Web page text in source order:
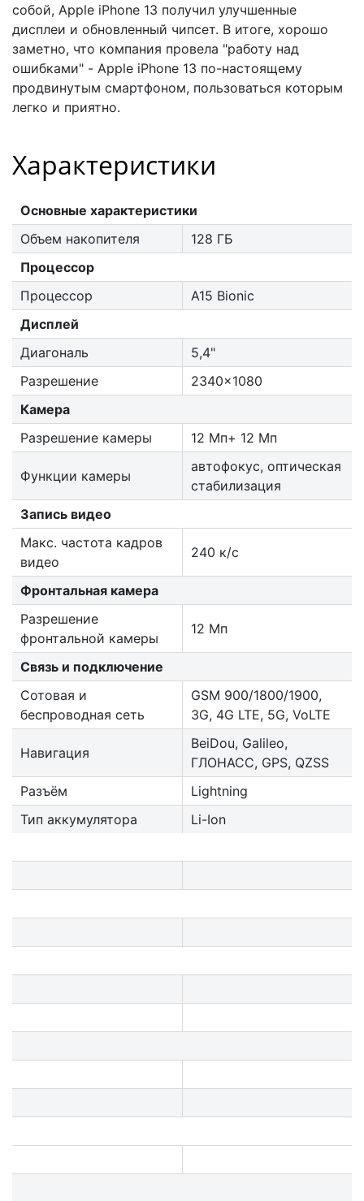
собой, Apple iPhone 13 получил улучшенные
дисплеи и обновленный чипсет. В итоге, хорошо
заметно, что компания провела "работу над
ошибками" - Apple iPhone 13 по-настоящему
продвинутым смартфоном, пользоваться которым
легко и приятно.
Характеристики
Основные характеристики
Объем накопителя
128 ГБ
Процессор
Процессор
A15 Bionic
Дисплей
Диагональ
5,4"
Разрешение
2340x1080
Камера
Разрешение камеры
12 Мп+ 12 Мп
Функции камеры
автофокус, оптическая
стабилизация
Запись видео
Макс. частота кадров
видео
240 к/с
Фронтальная камера
Разрешение
фронтальной камеры
12 Мп
Связь и подключение
Сотовая и
беспроводная сеть
GSM 900/1800/1900,
3G, 4G LTE, 5G, VoLTE
Навигация
BeiDou, Galileo,
ГЛОНАСС, GPS, QZSS
Разъём
Lightning
Тип аккумулятора
Li-Ion